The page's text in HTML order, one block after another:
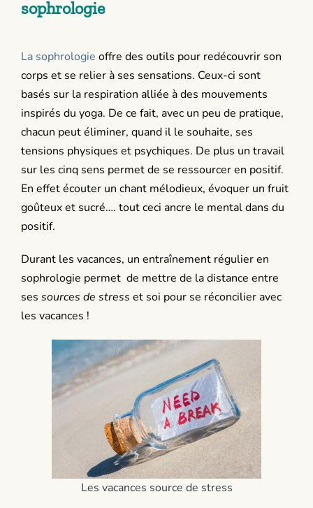
sophrologie
La sophrologie offre des outils pour redécouvrir son
corps et se relier à ses sensations. Ceux-ci sont
basés sur la respiration alliée à des mouvements
inspirés du yoga. De ce fait, avec un peu de pratique,
chacun peut éliminer, quand il le souhaite, ses
tensions physiques et psychiques. De plus un travail
sur les cinq sens permet de se ressourcer en positif.
En effet écouter un chant mélodieux, évoquer un fruit
goûteux et sucré…. tout ceci ancre le mental dans du
positif.
Durant les vacances, un entraînement régulier en
sophrologie permet de mettre de la distance entre
ses sources de stress et soi pour se réconcilier avec
les vacances !
Les vacances source de stress